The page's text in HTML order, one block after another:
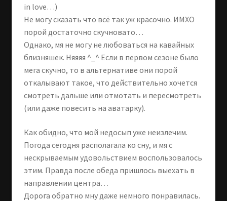
in love…)
Не могу сказать что всё так уж красочно. ИМХО
порой достаточно скучновато…
Однако, мя не могу не любоваться на кавайных
близняшек. Няяяя ^_^ Если в первом сезоне было
мега скучно, то в альтернативе они порой
откалывают такое, что действительно хочется
смотреть дальше или отмотать и пересмотреть
(или даже повесить на аватарку).
Как обидно, что мой недосып уже неизлечим.
Погода сегодня располагала ко сну, и мя с
нескрываемым удовольствием воспользовалось
этим. Правда после обеда пришлось выехать в
направлении центра…
Дорога обратно мну даже немного понравилась.